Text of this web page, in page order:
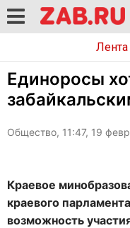
Лента
Единоросы
Общество, 11:47, 19
Краевое
краевого
возможность